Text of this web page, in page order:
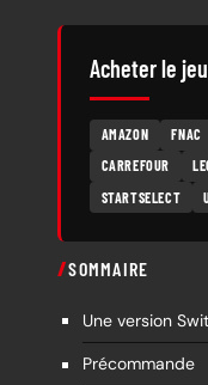
Acheter le
AMAZON FNAC
CARREFOUR
STARTSELECT
SOMMAIRE
Une version
Précommande